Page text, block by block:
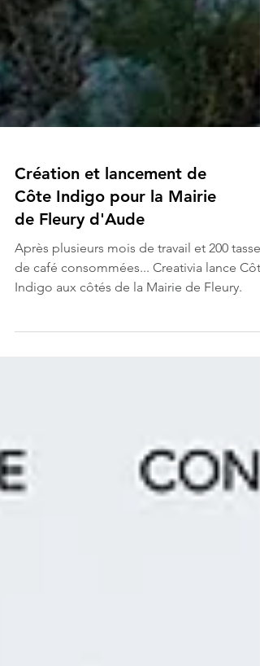
Création et lancement de
Côte Indigo pour la Mairie
de Fleury d'Aude
Après plusieurs mois de travail et 200 tasses
de café consommées... Creativia lance Côte